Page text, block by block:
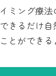
ミング療法
きるだけ
とができる